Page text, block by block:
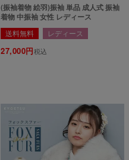
(振袖着物 絵羽)振袖 単品 成人式 振袖
着物 中振袖 女性 レディース
送料無料 レディース
27,000 税込